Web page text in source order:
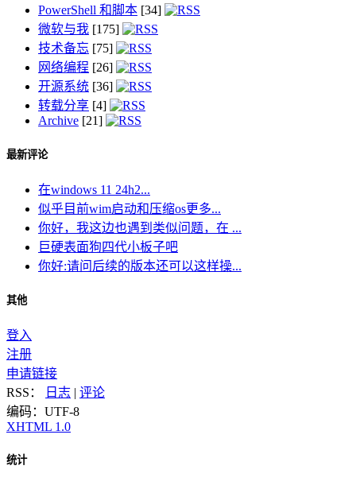
PowerShell 和脚本 [34]
微软与我 [175]
技术备忘 [75]
网络编程 [26]
开源系统 [36]
转载分享 [4]
Archive [21]
最新评论
在windows 11 24h2...
似乎目前wim启动和压缩os更多...
你好，我这边也遇到类似问题，在 ...
巨硬表面狗四代小板子吧
你好:请问后续的版本还可以这样操...
其他
登入
注册
申请链接
RSS：
日志 | 评论
编码：UTF-8
XHTML 1.0
统计